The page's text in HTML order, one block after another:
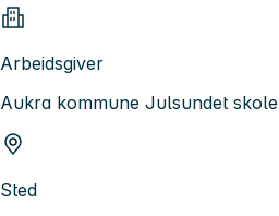
Arbeidsgiver
Aukra kommune Julsundet skole
Sted